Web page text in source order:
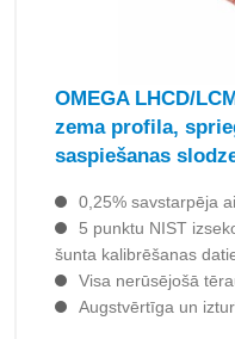
OMEGA LHCD/
zema profila,
saspiešanas
0,25% savstarpēja
5 punktu NIST
šunta kalibrēšanas
Visa nerūsējošā
Augstvērtīga un